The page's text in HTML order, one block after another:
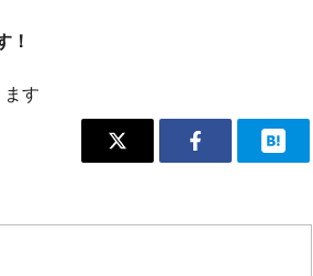
！
す